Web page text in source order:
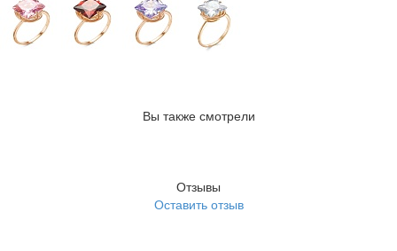
Вы также смотрели
Отзывы
Оставить отзыв